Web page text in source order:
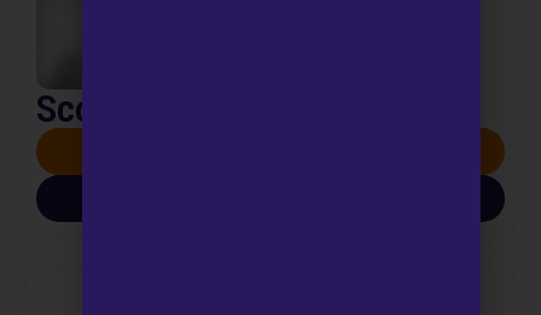
Scotch test – ricerca ossiuri